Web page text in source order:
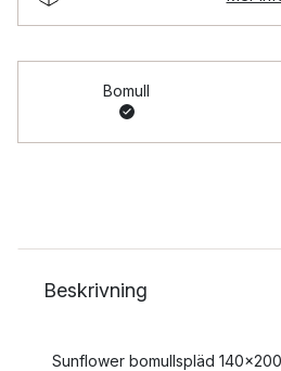
Bomull
Beskrivning
Sunflower bomullspläd